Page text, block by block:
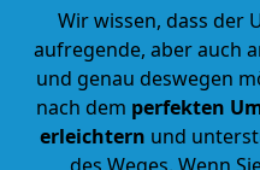
Wir wissen, dass der
aufregende, aber auch
und genau deswegen
nach dem perfekten
erleichtern und
des Weges. Wenn